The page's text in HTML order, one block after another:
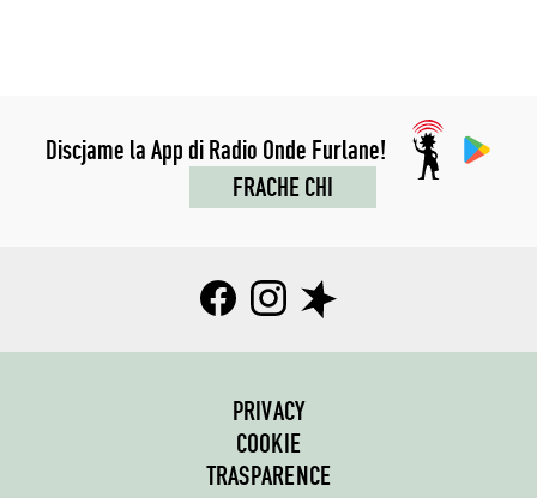
Discjame la App di Radio Onde Furlane!
FRACHE CHI
PRIVACY
COOKIE
TRASPARENCE